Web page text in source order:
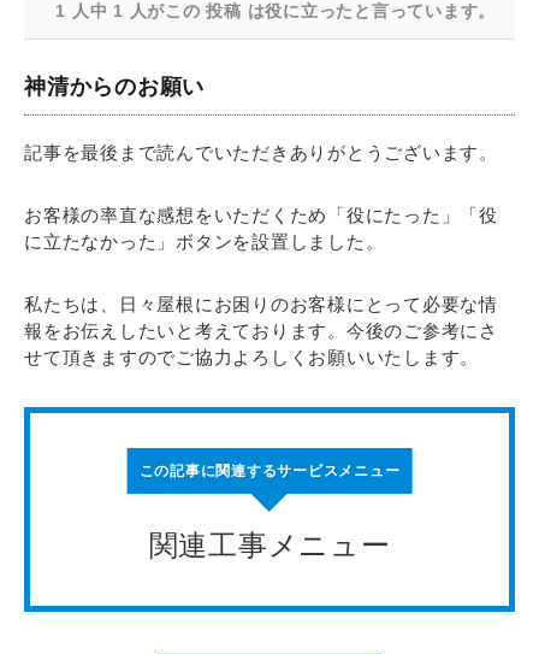
1 人中 1 人がこの 投稿 は役に立ったと言っています。
神清からのお願い
記事を最後まで読んでいただきありがとうございます。
お客様の率直な感想をいただくため「役にたった」「役
に立たなかった」ボタンを設置しました。
私たちは、日々屋根にお困りのお客様にとって必要な情
報をお伝えしたいと考えております。今後のご参考にさ
せて頂きますのでご協力よろしくお願いいたします。
この記事に関連するサービスメニュー
関連工事メニュー